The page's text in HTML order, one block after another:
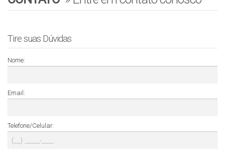
Tire suas Dúvidas
Nome:
Email:
Telefone/Celular: